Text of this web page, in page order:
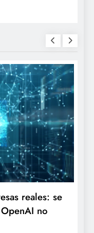
reales: se
no